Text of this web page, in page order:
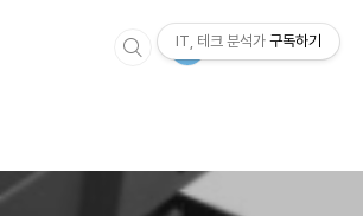
IT, 테크 분석가 구독하기